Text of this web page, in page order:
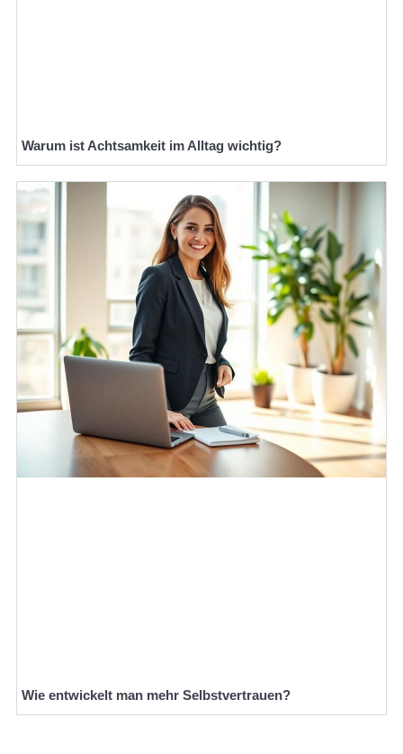
Warum ist Achtsamkeit im Alltag wichtig?
Wie entwickelt man mehr Selbstvertrauen?